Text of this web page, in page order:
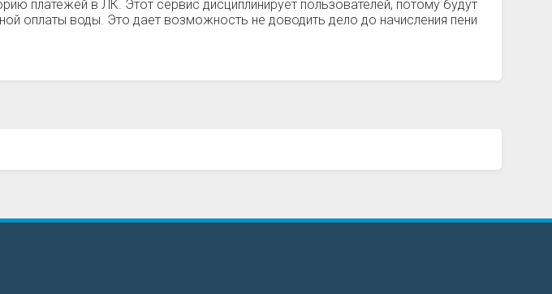
платежей в ЛК. Этот сервис дисциплинирует пользователей, потому будут
оплаты воды. Это дает возможность не доводить дело до начисления пени